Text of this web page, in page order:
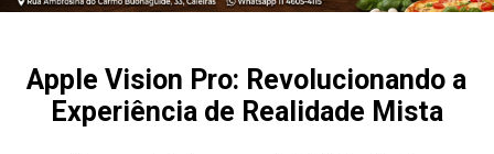
Apple Vision Pro: Revolucionando a
Experiência de Realidade Mista